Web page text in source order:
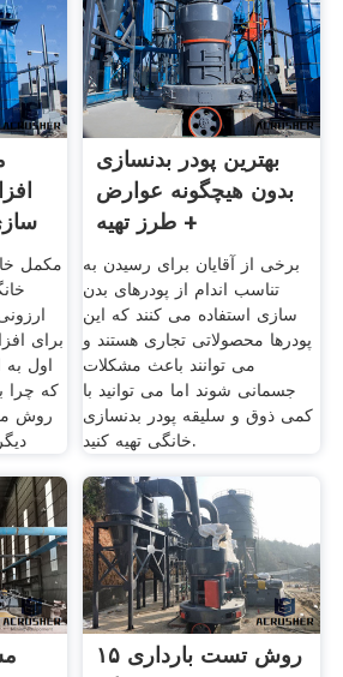
مکمل
برای
اول به
که چرا
روش
بهترین پودر بدنسازی
بدون هیچگونه عوارض
+ طرز تهیه
برخی از آقایان برای رسیدن به
تناسب اندام از پودرهای بدن
سازی استفاده می کنند که این
پودرها محصولاتی تجاری هستند و
می توانند باعث مشکلات
جسمانی شوند اما می توانید با
کمی ذوق و سلیقه پودر بدنسازی
خانگی تهیه کنید.
۱۵ روش تست بارداری